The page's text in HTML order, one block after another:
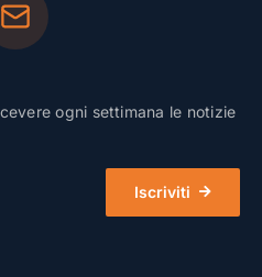
ogni settimana le notizie
Iscriviti